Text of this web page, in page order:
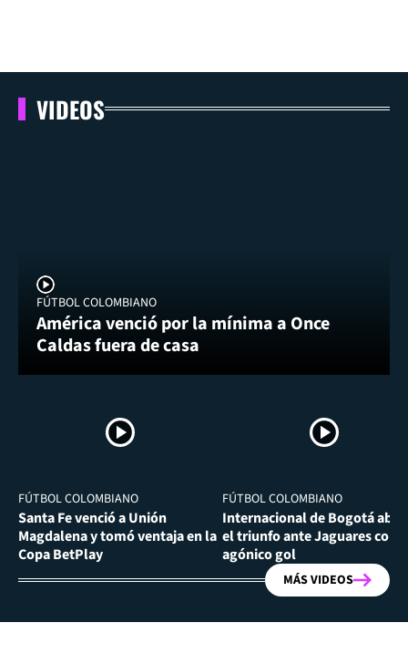
VIDEOS
FÚTBOL COLOMBIANO
América venció por la mínima a Once
Caldas fuera de casa
FÚTBOL COLOMBIANO
Santa Fe venció a Unión
Magdalena y tomó ventaja en la
Copa BetPlay
FÚTBOL COLOMBIANO
Internacional de Bogotá
el triunfo ante Jaguares con
agónico gol
MÁS VIDEOS